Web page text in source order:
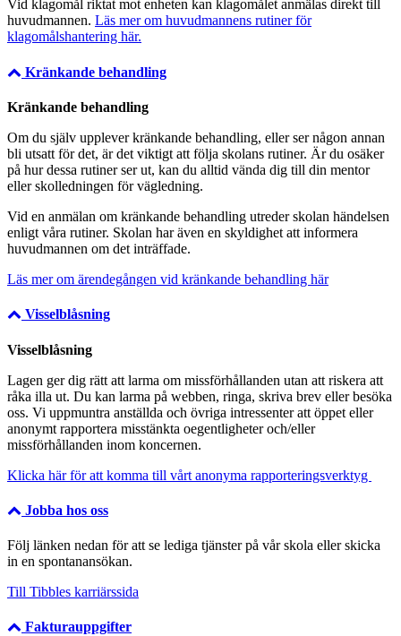
Vid klagomål riktat mot enheten kan klagomålet anmälas direkt till
huvudmannen. Läs mer om huvudmannens rutiner för
klagomålshantering här.
Kränkande behandling
Kränkande behandling
Om du själv upplever kränkande behandling, eller ser någon annan
bli utsatt för det, är det viktigt att följa skolans rutiner. Är du osäker
på hur dessa rutiner ser ut, kan du alltid vända dig till din mentor
eller skolledningen för vägledning.
Vid en anmälan om kränkande behandling utreder skolan händelsen
enligt våra rutiner. Skolan har även en skyldighet att informera
huvudmannen om det inträffade.
Läs mer om ärendegången vid kränkande behandling här
Visselblåsning
Visselblåsning
Lagen ger dig rätt att larma om missförhållanden utan att riskera att
råka illa ut. Du kan larma på webben, ringa, skriva brev eller besöka
oss. Vi uppmuntra anställda och övriga intressenter att öppet eller
anonymt rapportera misstänkta oegentligheter och/eller
missförhållanden inom koncernen.
Klicka här för att komma till vårt anonyma rapporteringsverktyg
Jobba hos oss
Följ länken nedan för att se lediga tjänster på vår skola eller skicka
in en spontanansökan.
Till Tibbles karriärssida
Fakturauppgifter